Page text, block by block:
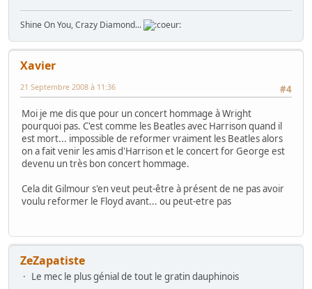
Shine On You, Crazy Diamond...
Xavier
#4
21 Septembre 2008 à 11:36
Moi je me dis que pour un concert hommage à Wright
pourquoi pas. C'est comme les Beatles avec Harrison quand il
est mort... impossible de reformer vraiment les Beatles alors
on a fait venir les amis d'Harrison et le concert for George est
devenu un très bon concert hommage.
Cela dit Gilmour s'en veut peut-être à présent de ne pas avoir
voulu reformer le Floyd avant... ou peut-etre pas
ZeZapatiste
Le mec le plus génial de tout le gratin dauphinois